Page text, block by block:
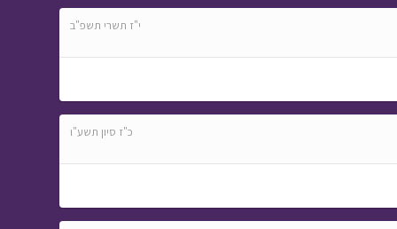
י"ז תשרי תשפ"ב
כ"ז סיון תשע"ו